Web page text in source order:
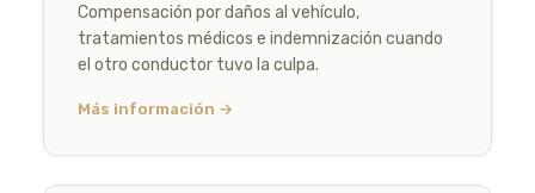
Compensación por daños al vehículo,
tratamientos médicos e indemnización cuando
el otro conductor tuvo la culpa.
Más información →